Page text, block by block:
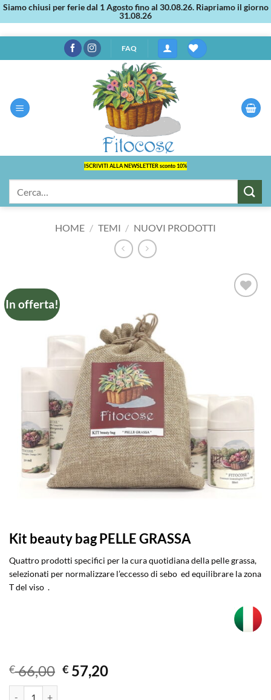
Siamo chiusi per ferie dal 1 Agosto fino al 30.08.26. Riapriamo il giorno
31.08.26
ai
FAQ
ISCRIVITI ALLA NEWSLETTER sconto 10%
HOME / TEMI / NUOVI PRODOTTI
In offerta!
Kit beauty bag PELLE GRASSA
Quattro prodotti specifici per la cura quotidiana della pelle grassa,
selezionati per normalizzare l’eccesso di sebo ed equilibrare la zona
T del viso .
€66,00 Il
prezzo
€ 57,20Il